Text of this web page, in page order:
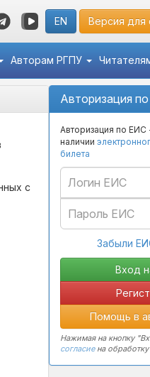
EN Версия для
Авторам РГПУ
Авторизация
Авторизация по ЕИС
наличии
билета
Забыли
Помощь в
Нажимая на кнопку
согласиена обработку
с